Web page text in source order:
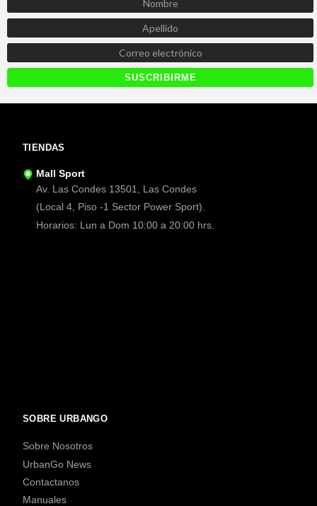
TIENDAS
Mall Sport
Av. Las Condes 13501, Las Condes
(Local 4, Piso -1 Sector Power Sport).
Horarios: Lun a Dom 10:00 a 20:00 hrs.
SOBRE URBANGO
Sobre Nosotros
UrbanGo News
Contactanos
Manuales